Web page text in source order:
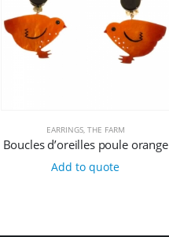
EARRINGS, THE FARM
Boucles d’oreilles poule orange
Add to quote